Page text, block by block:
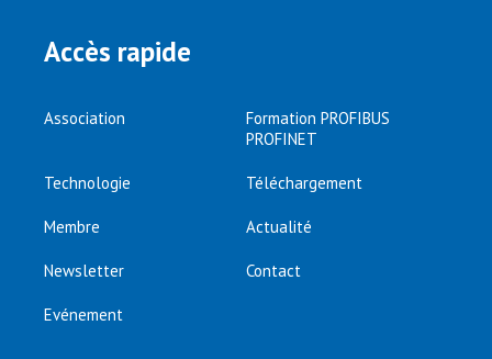
Accès rapide
Association
Formation PROFIBUS
PROFINET
Technologie Téléchargement
Membre Actualité
Newsletter Contact
Evénement